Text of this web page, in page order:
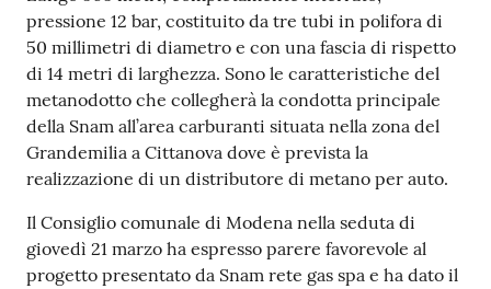
pressione 12 bar, costituito da tre tubi in polifora di
50 millimetri di diametro e con una fascia di rispetto
di 14 metri di larghezza. Sono le caratteristiche del
metanodotto che collegherà la condotta principale
della Snam all’area carburanti situata nella zona del
Grandemilia a Cittanova dove è prevista la
realizzazione di un distributore di metano per auto.
Il Consiglio comunale di Modena nella seduta di
giovedì 21 marzo ha espresso parere favorevole al
progetto presentato da Snam rete gas spa e ha dato il